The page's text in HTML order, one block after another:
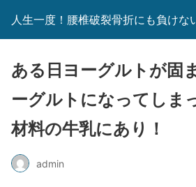
人生一度！腰椎破裂骨折にも負けな
ある日ヨーグルトが固
ーグルトになってしま
材料の牛乳にあり！
admin